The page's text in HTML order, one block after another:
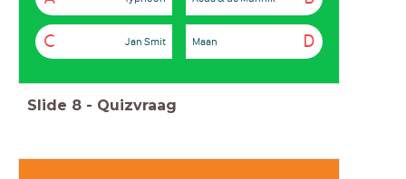
C Jan Smit D
Maan
Slide 8 - Quizvraag